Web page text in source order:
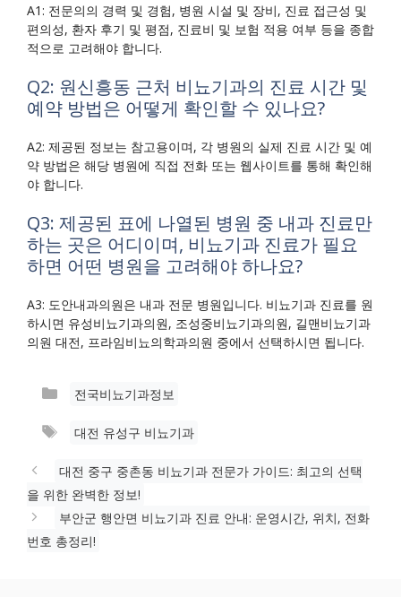
A1: 전문의의 경력 및 경험, 병원 시설 및 장비, 진료 접근성 및
편의성, 환자 후기 및 평점, 진료비 및 보험 적용 여부 등을 종합
적으로 고려해야 합니다.
Q2: 원신흥동 근처 비뇨기과의 진료 시간 및
예약 방법은 어떻게 확인할 수 있나요?
A2: 제공된 정보는 참고용이며, 각 병원의 실제 진료 시간 및 예
약 방법은 해당 병원에 직접 전화 또는 웹사이트를 통해 확인해
야 합니다.
Q3: 제공된 표에 나열된 병원 중 내과 진료만
하는 곳은 어디이며, 비뇨기과 진료가 필요
하면 어떤 병원을 고려해야 하나요?
A3: 도안내과의원은 내과 전문 병원입니다. 비뇨기과 진료를 원
하시면 유성비뇨기과의원, 조성중비뇨기과의원, 길맨비뇨기과
의원 대전, 프라임비뇨의학과의원 중에서 선택하시면 됩니다.
카
고
전국비뇨기과정보
태
대전 유성구 비뇨기과
대전 중구 중촌동 비뇨기과 전문가 가이드: 최고의 선택
을 위한 완벽한 정보!
부안군 행안면 비뇨기과 진료 안내: 운영시간, 위치, 전화
번호 총정리!